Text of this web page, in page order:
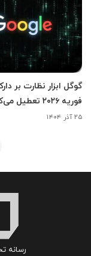
گوگل ابزار نظارت بر
فوریه ۲۰۲۶ تعطیل می‌کند
۲۵ آذر ۱۴۰۴
رسانه